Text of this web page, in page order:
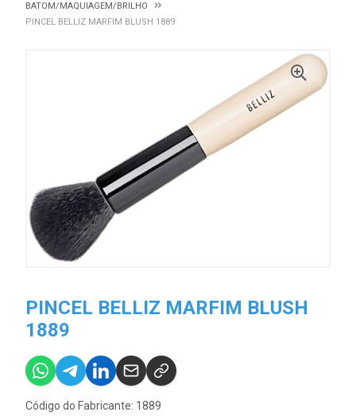
BATOM/MAQUIAGEM/BRILHO
PINCEL BELLIZ MARFIM BLUSH 1889
PINCEL BELLIZ MARFIM BLUSH
1889
Código do Fabricante: 1889